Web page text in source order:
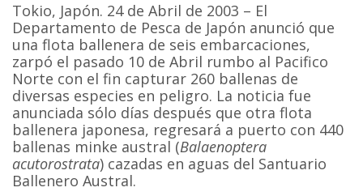
Tokio, Japón. 24 de Abril de 2003 – El
Departamento de Pesca de Japón anunció que
una flota ballenera de seis embarcaciones,
zarpó el pasado 10 de Abril rumbo al Pacifico
Norte con el fin capturar 260 ballenas de
diversas especies en peligro. La noticia fue
anunciada sólo días después que otra flota
ballenera japonesa, regresará a puerto con 440
ballenas minke austral (Balaenoptera
acutorostrata) cazadas en aguas del Santuario
Ballenero Austral.